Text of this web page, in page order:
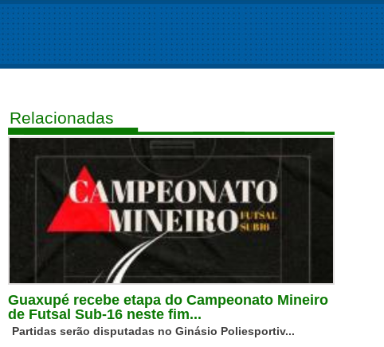
Relacionadas
Guaxupé recebe etapa do Campeonato Mineiro
de Futsal Sub-16 neste fim...
Partidas serão disputadas no Ginásio Poliesportiv...